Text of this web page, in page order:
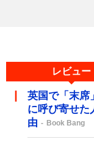
レビュー
英国で「末席
に呼び寄せ
由
Book Bang